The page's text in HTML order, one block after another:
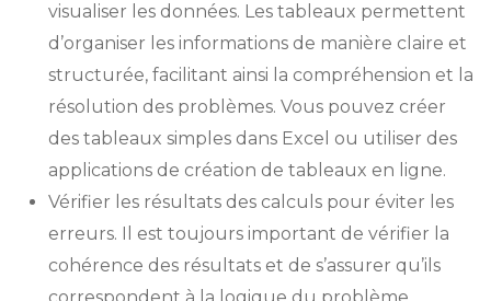
visualiser les données. Les tableaux permettent
d’organiser les informations de manière claire et
structurée, facilitant ainsi la compréhension et la
résolution des problèmes. Vous pouvez créer
des tableaux simples dans Excel ou utiliser des
applications de création de tableaux en ligne.
Vérifier les résultats des calculs pour éviter les
erreurs. Il est toujours important de vérifier la
cohérence des résultats et de s’assurer qu’ils